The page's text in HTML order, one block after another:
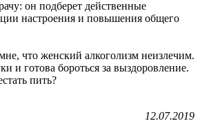
он подберет действенные
настроения и повышения общего
что женский алкоголизм неизлечим.
и готова бороться за выздоровление.
пить?
12.07.2019